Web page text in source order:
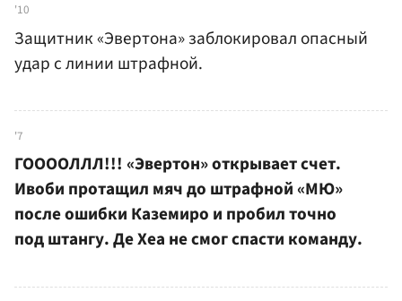
'10
Защитник «Эвертона» заблокировал опасный
удар с линии штрафной.
'7
ГООООЛЛЛ!!! «Эвертон» открывает счет.
Ивоби протащил мяч до штрафной «МЮ»
после ошибки Каземиро и пробил точно
под штангу. Де Хеа не смог спасти команду.